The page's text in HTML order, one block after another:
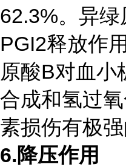
62.3%。异
PGI2释放作
原酸B对血小
合成和氢过
素损伤有极强
6.降压作用